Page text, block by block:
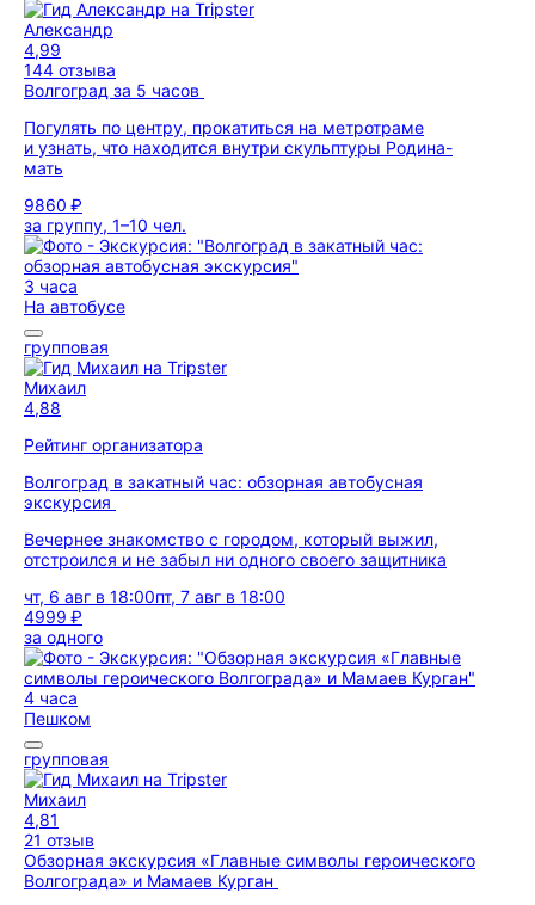
Александр
4,99
144 отзыва
Волгоград за 5 часов
Погулять по центру, прокатиться на метротраме
и узнать, что находится внутри скульптуры Родина-
мать
9860 ₽
за группу, 1–10 чел.
3 часа
На автобусе
групповая
Михаил
4,88
Рейтинг организатора
Волгоград в закатный час: обзорная автобусная
экскурсия
Вечернее знакомство с городом, который выжил,
отстроился и не забыл ни одного своего защитника
чт, 6 авг в 18:00пт, 7 авг в 18:00
4999 ₽
за одного
4 часа
Пешком
групповая
Михаил
4,81
21 отзыв
Обзорная экскурсия «Главные символы героического
Волгограда» и Мамаев Курган